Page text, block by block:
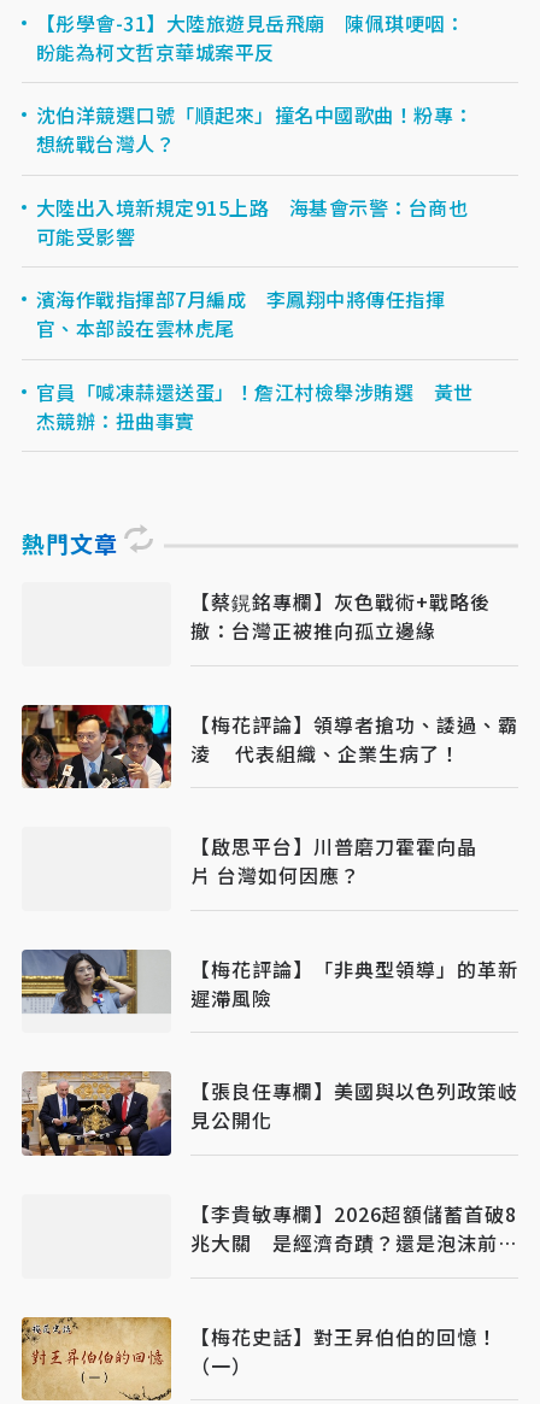
【彤學會-31】大陸旅遊見岳飛廟 陳佩琪哽咽：
盼能為柯文哲京華城案平反
沈伯洋競選口號「順起來」撞名中國歌曲！粉專：
想統戰台灣人？
大陸出入境新規定915上路 海基會示警：台商也
可能受影響
濱海作戰指揮部7月編成 李鳳翔中將傳任指揮
官、本部設在雲林虎尾
官員「喊凍蒜還送蛋」！詹江村檢舉涉賄選 黃世
杰競辦：扭曲事實
熱門文章
【蔡鎤銘專欄】灰色戰術+戰略後
撤：台灣正被推向孤立邊緣
【梅花評論】領導者搶功、諉過、霸
淩 代表組織、企業生病了！
【啟思平台】川普磨刀霍霍向晶
片 台灣如何因應？
【梅花評論】「非典型領導」的革新
遲滯風險
【張良任專欄】美國與以色列政策岐
見公開化
【李貴敏專欄】2026超額儲蓄首破8
兆大關 是經濟奇蹟？還是泡沫前
奏？
【梅花史話】對王昇伯伯的回憶！
（一）